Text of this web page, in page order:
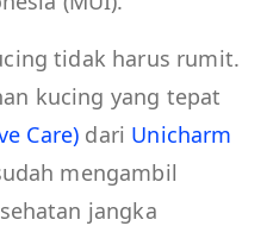
tidak harus rumit.
kucing yang tepat
Care) dari Unicharm
mengambil
jangka